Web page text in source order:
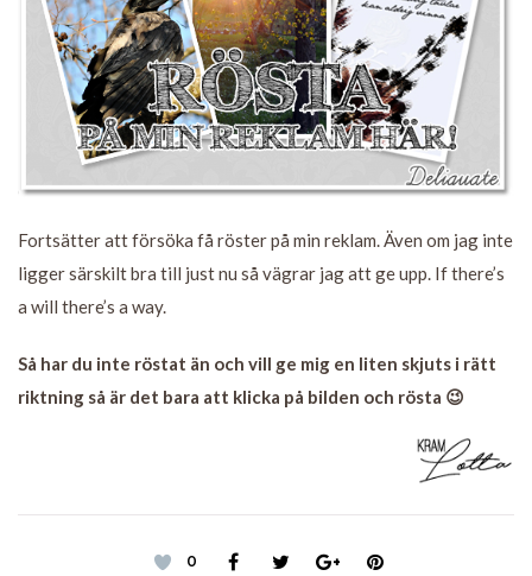
Fortsätter att försöka få röster på min reklam. Även om jag inte
ligger särskilt bra till just nu så vägrar jag att ge upp. If there’s
a will there’s a way.
Så har du inte röstat än och vill ge mig en liten skjuts i rätt
riktning så är det bara att klicka på bilden och rösta 😉
0